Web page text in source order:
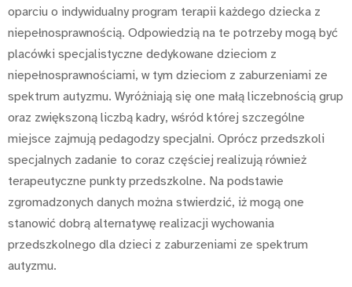
oparciu o indywidualny program terapii każdego dziecka z
niepełnosprawnością. Odpowiedzią na te potrzeby mogą być
placówki specjalistyczne dedykowane dzieciom z
niepełnosprawnościami, w tym dzieciom z zaburzeniami ze
spektrum autyzmu. Wyróżniają się one małą liczebnością grup
oraz zwiększoną liczbą kadry, wśród której szczególne
miejsce zajmują pedagodzy specjalni. Oprócz przedszkoli
specjalnych zadanie to coraz częściej realizują również
terapeutyczne punkty przedszkolne. Na podstawie
zgromadzonych danych można stwierdzić, iż mogą one
stanowić dobrą alternatywę realizacji wychowania
przedszkolnego dla dzieci z zaburzeniami ze spektrum
autyzmu.